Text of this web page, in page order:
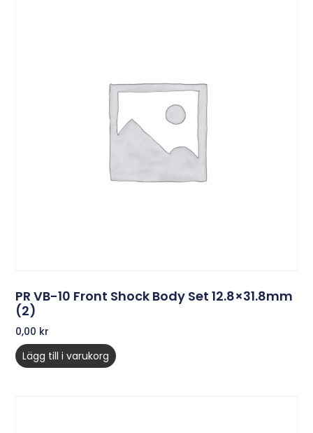
PR VB-10 Front Shock Body Set 12.8×31.8mm
(2)
0,00 kr
Lägg till i varukorg